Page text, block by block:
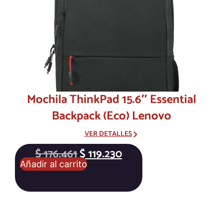
Mochila ThinkPad 15.6″ Essential
Backpack (Eco) Lenovo
VER DETALLES
$176.461$119.230
Añadir al carrito